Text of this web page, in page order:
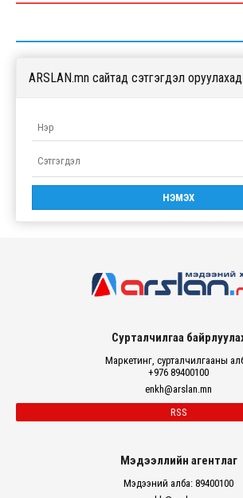
ARSLAN.mn сайтад сэтгэгдэл
Сурталчилгаа
Маркетинг, сурталчилгааны
+976 89400100
enkh@arslan.mn
RSS
Мэдээллийн агентлаг
Мэдээний алба: 89400100